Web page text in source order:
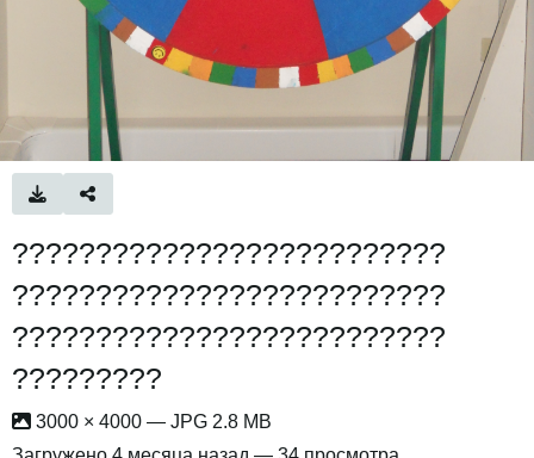
??????????????????????????
??????????????????????????
??????????????????????????
?????????
3000 × 4000 — JPG 2.8 MB